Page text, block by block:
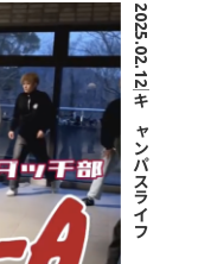
2025.02.12
｜
キャンパスライフ